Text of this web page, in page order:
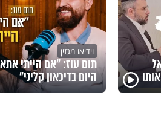
וידיאו מגזין
תום עוז: "אם הייתי
היום בדיכאון קליני"